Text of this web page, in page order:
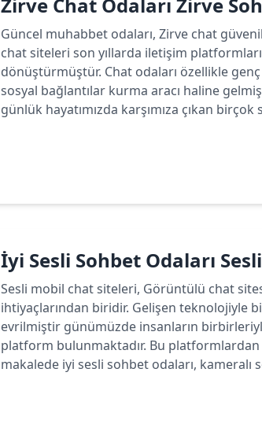
Zirve Chat Odaları Zirve
Güncel muhabbet odaları, Zirve chat
chat siteleri son yıllarda iletişim
dönüştürmüştür. Chat odaları özellikle
sosyal bağlantılar kurma aracı haline
günlük hayatımızda karşımıza çıkan
İyi Sesli Sohbet Odaları
Sesli mobil chat siteleri, Görüntülü chat
ihtiyaçlarından biridir. Gelişen teknolojiyle
evrilmiştir günümüzde insanların
platform bulunmaktadır. Bu
makalede iyi sesli sohbet odaları,